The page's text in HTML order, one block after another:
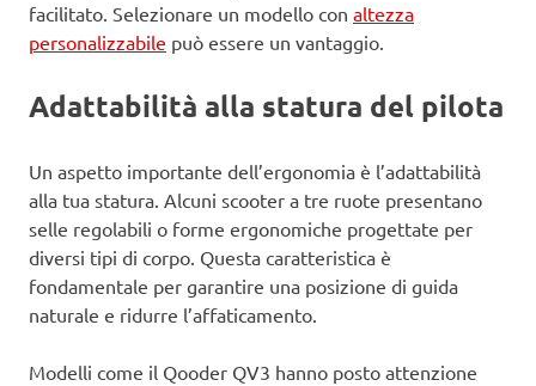
facilitato. Selezionare un modello con altezza
personalizzabile può essere un vantaggio.
Adattabilità alla statura del pilota
Un aspetto importante dell’ergonomia è l’adattabilità
alla tua statura. Alcuni scooter a tre ruote presentano
selle regolabili o forme ergonomiche progettate per
diversi tipi di corpo. Questa caratteristica è
fondamentale per garantire una posizione di guida
naturale e ridurre l’affaticamento.
Modelli come il Qooder QV3 hanno posto attenzione